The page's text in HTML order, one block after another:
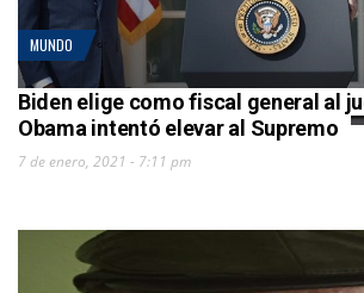
MUNDO
Biden elige como fiscal general al
Obama intentó elevar al Supremo
7 de enero, 2021 - 7:11 pm